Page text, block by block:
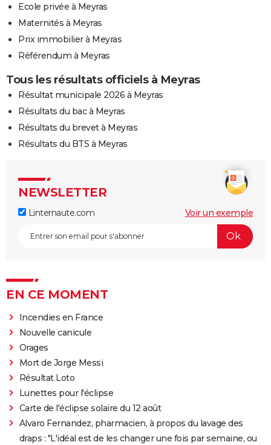
Ecole privée à Meyras
Maternités à Meyras
Prix immobilier à Meyras
Référendum à Meyras
Tous les résultats officiels à Meyras
Résultat municipale 2026 à Meyras
Résultats du bac à Meyras
Résultats du brevet à Meyras
Résultats du BTS à Meyras
NEWSLETTER
Linternaute.com Voir un exemple
EN CE MOMENT
Incendies en France
Nouvelle canicule
Orages
Mort de Jorge Messi
Résultat Loto
Lunettes pour l'éclipse
Carte de l'éclipse solaire du 12 août
Alvaro Fernandez, pharmacien, à propos du lavage des
draps : "L'idéal est de les changer une fois par semaine, ou